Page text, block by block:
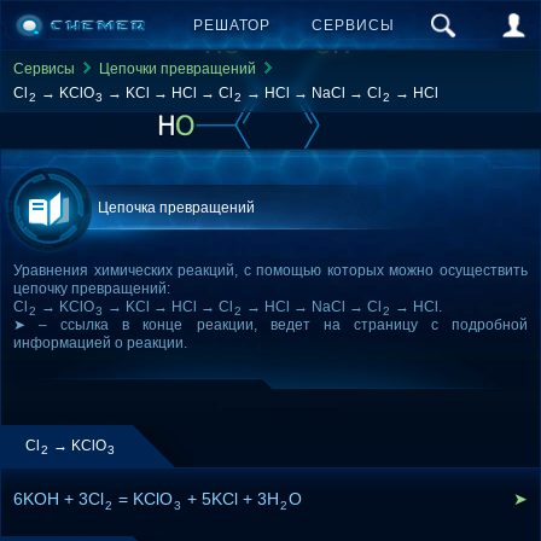
РЕШАТОР СЕРВИСЫ
Сервисы
Цепочки превращений
Cl 2 → KClO3 → KCl → HCl → Cl 2 → HCl → NaCl → Cl 2 → HCl
Цепочка превращений
Уравнения химических реакций, с помощью которых можно осуществить
цепочку превращений:
Cl 2 → KClO3 → KCl → HCl → Cl 2 → HCl → NaCl → Cl 2
→ HCl.
➤ – ссылка в конце реакции, ведет на страницу с подробной
информацией о реакции.
Cl 2 → KClO3
6KOH + 3Cl2 = KClO3 + 5KCl + 3H2O ➤